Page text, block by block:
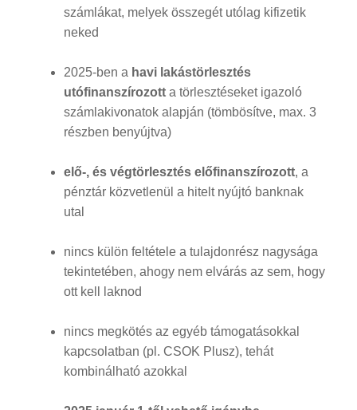
számlákat, melyek összegét utólag kifizetik
neked
2025-ben a havi lakástörlesztés
utófinanszírozott a törlesztéseket igazoló
számlakivonatok alapján (tömbösítve, max. 3
részben benyújtva)
elő-, és végtörlesztés előfinanszírozott, a
pénztár közvetlenül a hitelt nyújtó banknak
utal
nincs külön feltétele a tulajdonrész nagysága
tekintetében, ahogy nem elvárás az sem, hogy
ott kell laknod
nincs megkötés az egyéb támogatásokkal
kapcsolatban (pl. CSOK Plusz), tehát
kombinálható azokkal